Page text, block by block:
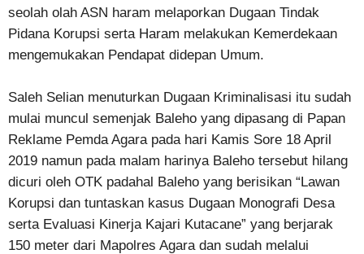
seolah olah ASN haram melaporkan Dugaan Tindak
Pidana Korupsi serta Haram melakukan Kemerdekaan
mengemukakan Pendapat didepan Umum.
Saleh Selian menuturkan Dugaan Kriminalisasi itu sudah
mulai muncul semenjak Baleho yang dipasang di Papan
Reklame Pemda Agara pada hari Kamis Sore 18 April
2019 namun pada malam harinya Baleho tersebut hilang
dicuri oleh OTK padahal Baleho yang berisikan “Lawan
Korupsi dan tuntaskan kasus Dugaan Monografi Desa
serta Evaluasi Kinerja Kajari Kutacane” yang berjarak
150 meter dari Mapolres Agara dan sudah melalui